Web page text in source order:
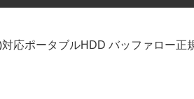
応ポータブルHDD バッファロー正